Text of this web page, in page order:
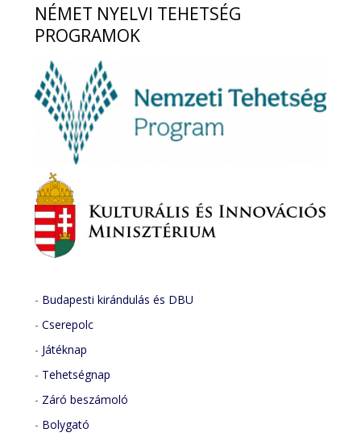
NÉMET NYELVI TEHETSÉG
PROGRAMOK
- Budapesti kirándulás és DBU
-Cserepolc
- Játéknap
- Tehetségnap
- Záró beszámoló
- Bolygató